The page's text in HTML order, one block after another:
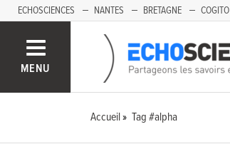
ECHOSCIENCES NANTES BRETAGNE COGITO
MENU
Accueil Tag #alpha